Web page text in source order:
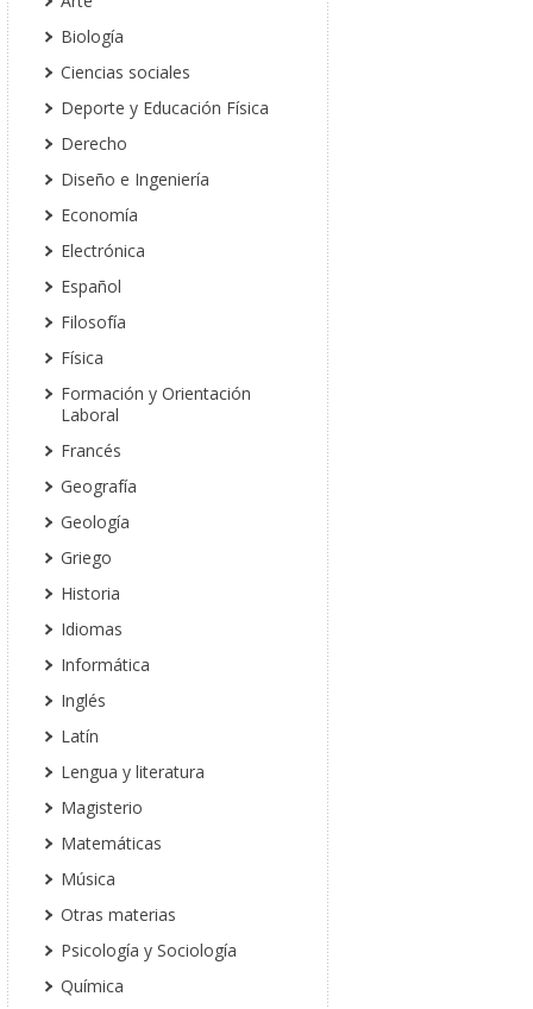
Biología
Ciencias sociales
Deporte y Educación Física
Derecho
Diseño e Ingeniería
Economía
Electrónica
Español
Filosofía
Física
Formación y Orientación
Laboral
Francés
Geografía
Geología
Griego
Historia
Idiomas
Informática
Inglés
Latín
Lengua y literatura
Magisterio
Matemáticas
Música
Otras materias
Psicología y Sociología
Química